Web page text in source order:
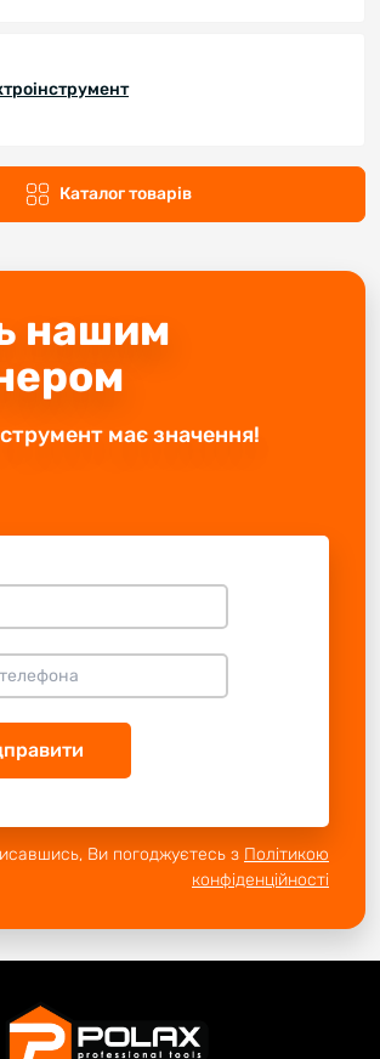
Каталог товарів
нашим
має значення!
Ви погоджуєтесь з Політикою
конфіденційності